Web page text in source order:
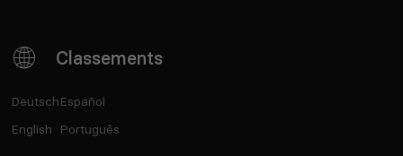
Classements
Deutsch
English
Español
Português